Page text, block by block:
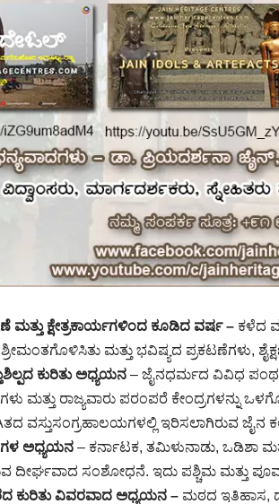
ಮತ್ತು ಕ್ಷೇತ್ರಕಾರ್ಯಗಳಿಂದ ಕೂಡಿದ ವರ್ಷ – ಕಳೆದ
ಮತ್ತು ಭವಿಷ್ಯದ ಪ್ರಕಟಣೆಗಳು,
ಕುರಿತು ಅಧ್ಯಯನ – ಜೈನಧರ್ಮದ ವಿವಿಧ
ಮತ್ತು ರಾಜ್ಯವಾರು ಪರಂಪರೆ ಕೇಂದ್ರಗಳನ್ನು
ವಸ್ತುಸಂಗ್ರಹಾಲಯಗಳಲ್ಲಿ ಇರಿಸಲಾಗಿರುವ ಜೈನ
ಅಧ್ಯಯನ – ಕರ್ನಾಟಕ, ತಮಿಳುನಾಡು, ಒಡಿಶಾ
ದೀರ್ಘವಾದ ಸಂಶೋಧನೆ. ಇದು ಪಶ್ಚಿಮ ಮತ್ತು
ಕುರಿತು ವಿವರವಾದ ಅಧ್ಯಯನ – ಮಠದ ಇತಿಹಾಸ,